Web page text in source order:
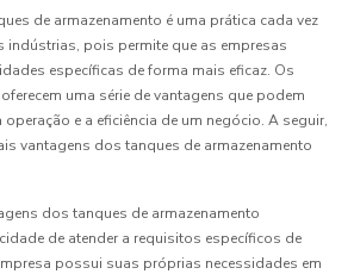
de armazenamento é uma prática cada vez
indústrias, pois permite que as empresas
específicas de forma mais eficaz. Os
uma série de vantagens que podem
e a eficiência de um negócio. A seguir,
vantagens dos tanques de armazenamento
dos tanques de armazenamento
de atender a requisitos específicos de
possui suas próprias necessidades em